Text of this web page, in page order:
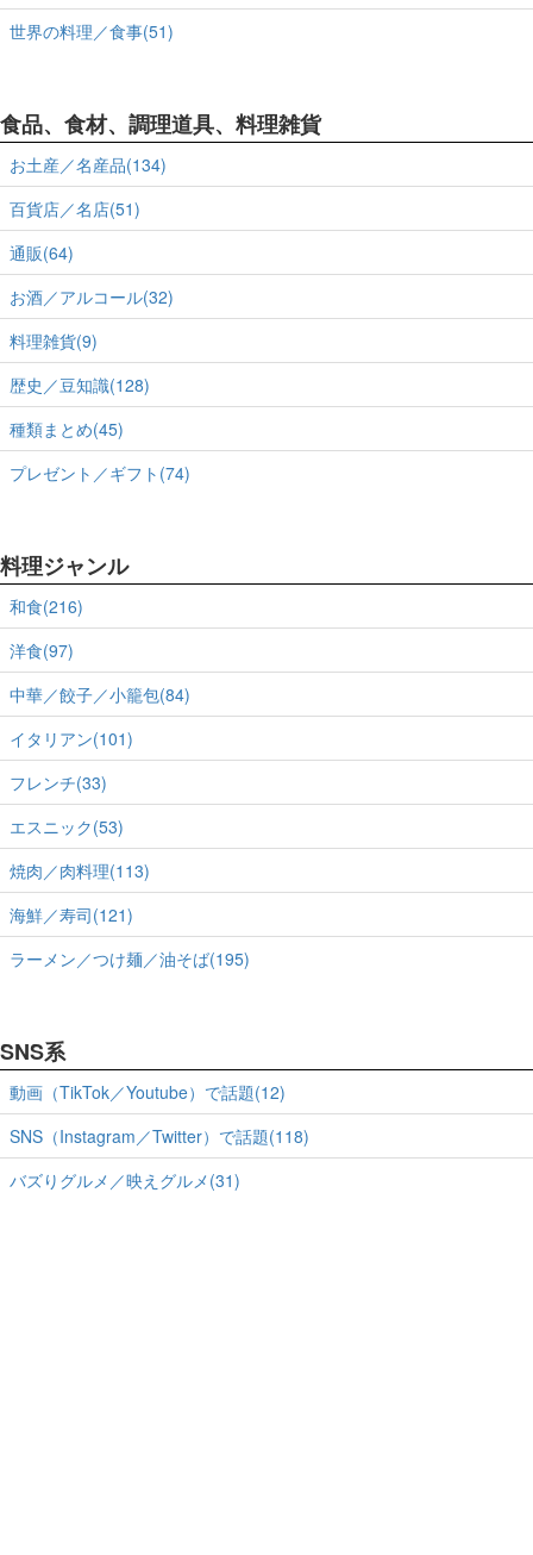
世界の料理／食事(51)
食品、食材、調理道具、料理雑貨
お土産／名産品(134)
百貨店／名店(51)
通販(64)
お酒／アルコール(32)
料理雑貨(9)
歴史／豆知識(128)
種類まとめ(45)
プレゼント／ギフト(74)
料理ジャンル
和食(216)
洋食(97)
中華／餃子／小籠包(84)
イタリアン(101)
フレンチ(33)
エスニック(53)
焼肉／肉料理(113)
海鮮／寿司(121)
ラーメン／つけ麺／油そば(195)
SNS系
動画（TikTok／Youtube）で話題(12)
SNS（Instagram／Twitter）で話題(118)
バズりグルメ／映えグルメ(31)